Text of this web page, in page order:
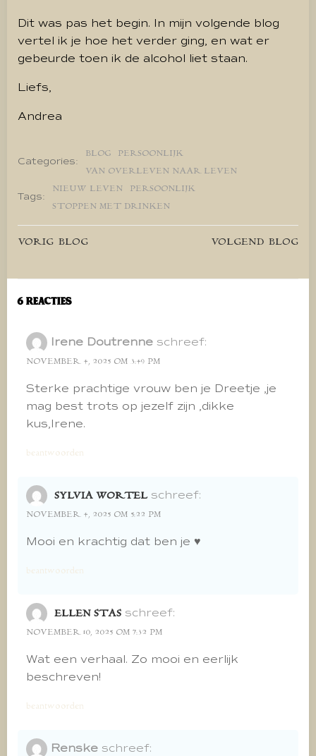
Dit was pas het begin. In mijn volgende blog
vertel ik je hoe het verder ging, en wat er
gebeurde toen ik de alcohol liet staan.
Liefs,
Andrea
Categories:
BLOG
PERSOONLIJK
VAN OVERLEVEN NAAR LEVEN
Tags:
NIEUW LEVEN
PERSOONLIJK
STOPPEN MET DRINKEN
Bericht
navigatie
VORIG BLOG
Bericht
navigatie
VOLGEND BLOG
6 Reacties
Irene Doutrenne schreef:
NOVEMBER 4, 2025 OM 3:49 PM
Sterke prachtige vrouw ben je Dreetje ,je
mag best trots op jezelf zijn ,dikke
kus,Irene.
beantwoorden
SYLVIA WORTEL schreef:
NOVEMBER 4, 2025 OM 5:22 PM
Mooi en krachtig dat ben je ♥️
beantwoorden
ELLEN STAS schreef:
NOVEMBER 10, 2025 OM 7:32 PM
Wat een verhaal. Zo mooi en eerlijk
beschreven!
beantwoorden
Renske schreef: